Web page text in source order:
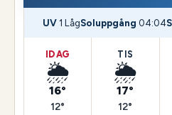
UV1 LågSoluppgång 04:04
IDAG
🌦️
16°
12°
TIS
🌦️
17°
12°